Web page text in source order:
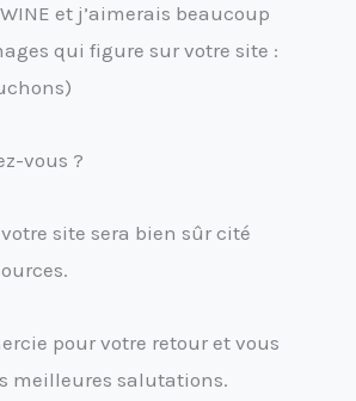
et j’aimerais beaucoup
qui figure sur votre site :
vous ?
site sera bien sûr cité
pour votre retour et vous
meilleures salutations.